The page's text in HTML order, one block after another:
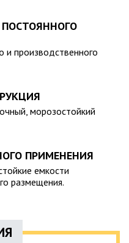
и производственного
морозостойкий
ПРИМЕНЕНИЯ
емкости
размещения.